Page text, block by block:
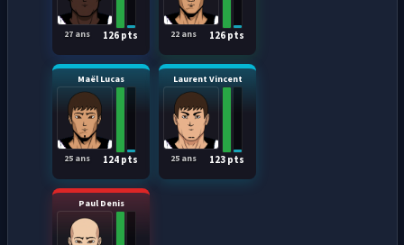
126 pts
27 ans 126 pts
22 ans
Maël Lucas
124 pts
25 ans
Laurent Vincent
123 pts
25 ans
Paul Denis